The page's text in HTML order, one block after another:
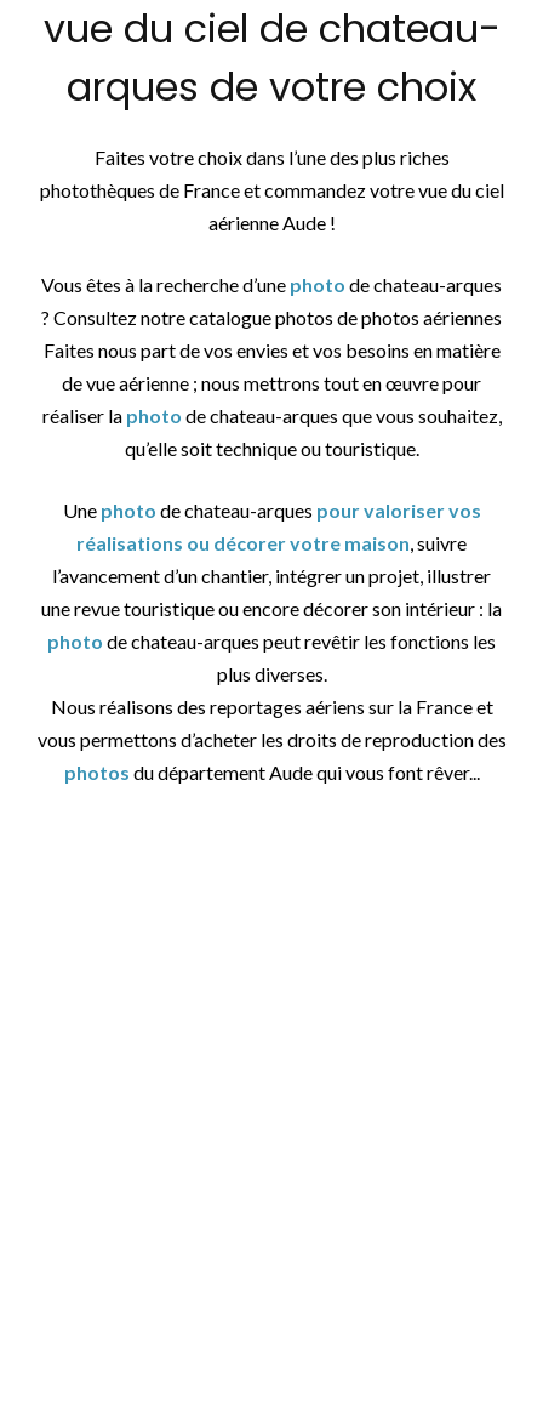
vue du ciel de chateau-
arques de votre choix
Faites votre choix dans l’une des plus riches
photothèques de France et commandez votre vue du ciel
aérienne Aude !
Vous êtes à la recherche d’une photo de chateau-arques
? Consultez notre catalogue photos de photos aériennes
Faites nous part de vos envies et vos besoins en matière
de vue aérienne ; nous mettrons tout en œuvre pour
réaliser la photo de chateau-arques que vous souhaitez,
qu’elle soit technique ou touristique.
Une photo de chateau-arques pour valoriser vos
réalisations ou décorer votre maison, suivre
l’avancement d’un chantier, intégrer un projet, illustrer
une revue touristique ou encore décorer son intérieur : la
photo de chateau-arques peut revêtir les fonctions les
plus diverses.
Nous réalisons des reportages aériens sur la France et
vous permettons d’acheter les droits de reproduction des
photos du département Aude qui vous font rêver...